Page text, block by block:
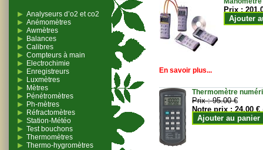
Analyseurs d’o2 et co2
Anémomètres
Awmètres
Balances
Calibres
Compteurs à main
Electrochimie
Enregistreurs
Luxmètres
Mètres
Pénétromètres
Ph-mètres
Réfractomètres
Station-Météo
Test bouchons
Thermomètres
Thermo-hygromètres
Prix :
Ajouter
En savoir plus...
Thermomètre
Prix :95.00 €
Notre prix :24.00 €
Ajouter au panier